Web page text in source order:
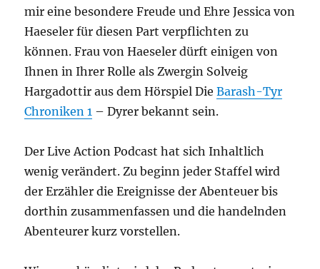
mir eine besondere Freude und Ehre Jessica von
Haeseler für diesen Part verpflichten zu
können. Frau von Haeseler dürft einigen von
Ihnen in Ihrer Rolle als Zwergin Solveig
Hargadottir aus dem Hörspiel DieBarash-Tyr
Chroniken 1 – Dyrer bekannt sein.
Der Live Action Podcast hat sich Inhaltlich
wenig verändert. Zu beginn jeder Staffel wird
der Erzähler die Ereignisse der Abenteuer bis
dorthin zusammenfassen und die handelnden
Abenteurer kurz vorstellen.